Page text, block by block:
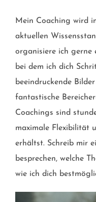
Mein Coaching wird
aktuellen
organisiere ich gerne
bei dem ich dich
beeindruckende
fantastische
Coachings sind
maximale Flexibilität
erhältst. Schreib mir
besprechen, welche
wie ich dich